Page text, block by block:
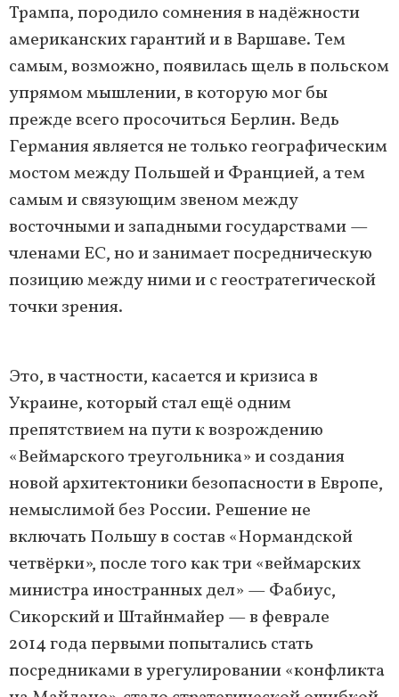
Трампа, породило сомнения в надёжности
американских гарантий и в Варшаве. Тем
самым, возможно, появилась щель в польском
упрямом мышлении, в которую мог бы
прежде всего просочиться Берлин. Ведь
Германия является не только географическим
мостом между Польшей и Францией, а тем
самым и связующим звеном между
восточными и западными государствами —
членами ЕС, но и занимает посредническую
позицию между ними и с геостратегической
точки зрения.
Это, в частности, касается и кризиса в
Украине, который стал ещё одним
препятствием на пути к возрождению
«Веймарского треугольника» и создания
новой архитектоники безопасности в Европе,
немыслимой без России. Решение не
включать Польшу в состав «Нормандской
четвёрки», после того как три «веймарских
министра иностранных дел» — Фабиус,
Сикорский и Штайнмайер — в феврале
2014 года первыми попытались стать
посредниками в урегулировании «конфликта